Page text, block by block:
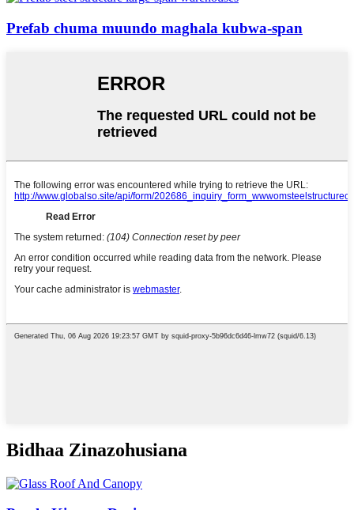
Prefab chuma muundo maghala kubwa-span
Bidhaa Zinazohusiana